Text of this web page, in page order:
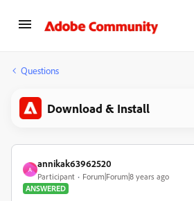
Questions
Download & Install
A
annikak63962520
Participant
Forum|Forum|8 years ago
ANSWERED